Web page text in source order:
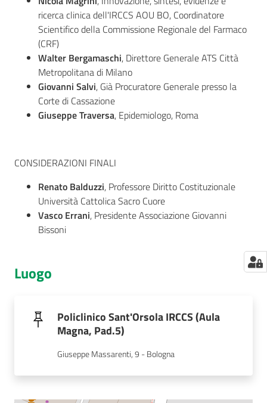
ricerca clinica dell'IRCCS AOU BO, Coordinatore
Scientifico della Commissione Regionale del Farmaco
(CRF)
Walter Bergamaschi, Direttore Generale ATS Città
Metropolitana di Milano
Giovanni Salvi, Già Procuratore Generale presso la
Corte di Cassazione
Giuseppe Traversa, Epidemiologo, Roma
CONSIDERAZIONI FINALI
Renato Balduzzi, Professore Diritto Costituzionale
Università Cattolica Sacro Cuore
Vasco Errani, Presidente Associazione Giovanni
Bissoni
Luogo
Policlinico Sant'Orsola IRCCS (Aula
Magna, Pad.5)
Giuseppe Massarenti, 9 - Bologna